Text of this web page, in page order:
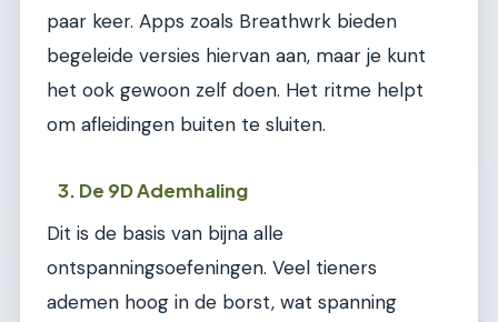
paar keer. Apps zoals Breathwrk bieden
begeleide versies hiervan aan, maar je kunt
het ook gewoon zelf doen. Het ritme helpt
om afleidingen buiten te sluiten.
3. De 9D Ademhaling
Dit is de basis van bijna alle
ontspanningsoefeningen. Veel tieners
ademen hoog in de borst, wat spanning